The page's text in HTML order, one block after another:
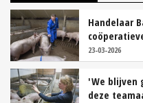
Handelaar
23-03-2026
'We blijven
deze